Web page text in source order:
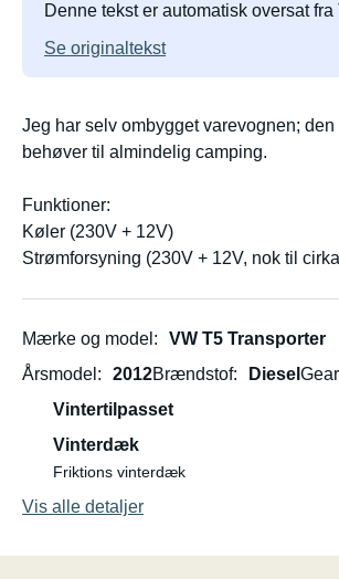
Denne tekst er automatisk oversat fra
Se originaltekst
Jeg har selv ombygget varevognen; den
behøver til almindelig camping.
Funktioner:
Køler (230V + 12V)
Strømforsyning (230V + 12V, nok til
Campingbord og stole
Markis
Fartpilot er ikke inkluderet.
Mærke og model
VW T5 Transporter
Årsmodel
2012Brændstof Diesel
Vintertilpasset
Vinterdæk
Friktions vinterdæk
Vis alle detaljer